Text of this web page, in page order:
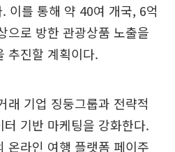
이를 통해 약 40여 개국, 6억
으로 방한 관광상품 노출을
추진할 계획이다.
래 기업 징둥그룹과 전략적
기반 마케팅을 강화한다.
온라인 여행 플랫폼 페이주